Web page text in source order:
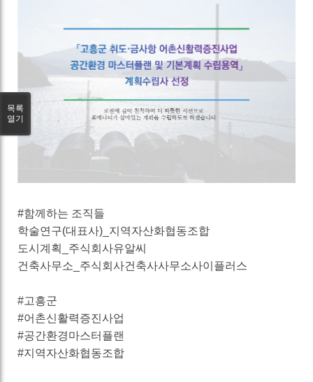
#함께하는 조직들
학술연구(대표사)_지역자산화협동조합
도시계획_주식회사유알씨
건축사무소_주식회사건축사사무소사이플러스
#고흥군
#어촌신활력증진사업
#공간환경마스터플랜
#지역자산화협동조합
목록
열기